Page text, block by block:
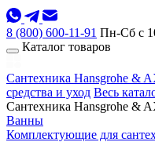
8 (800) 600-11-91 Пн-Сб с
Каталог товаров
Сантехника Hansgrohe &
средства и уход Весь
Сантехника Hansgrohe &
Ванны
Комплектующие для